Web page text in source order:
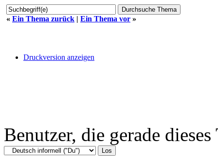
« Ein Thema zurück | Ein Thema vor »
Druckversion anzeigen
Benutzer, die gerade